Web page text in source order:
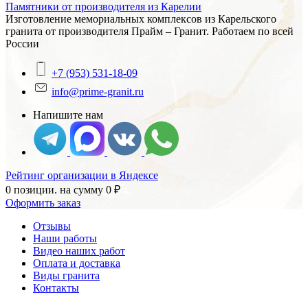
Памятники от производителя из Карелии
Изготовление мемориальных комплексов из Карельского
гранита от производителя Прайм – Гранит. Работаем по всей
России
+7 (953) 531-18-09
info@prime-granit.ru
Напишите нам
Рейтинг организации в Яндексе
0 позиции. на сумму 0 ₽
Оформить заказ
Отзывы
Наши работы
Видео наших работ
Оплата и доставка
Виды гранита
Контакты